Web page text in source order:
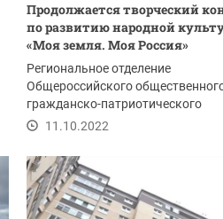
Продолжается творческий
по развитию народной
«Моя земля. Моя Россия»
Региональное отделение
Общероссийского
гражданско-патриотического
движения «Бессмертный полк
11.10.2022